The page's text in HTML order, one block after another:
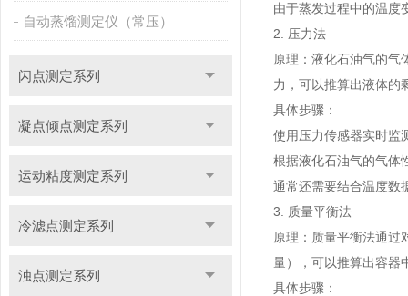
自动蒸馏测定仪（常压）
闪点测定系列
凝点倾点测定系列
运动粘度测定系列
冷滤点测定系列
浊点测定系列
由于蒸发过程中的温度
2. 压力法
原理：液化石油气的气
力，可以推算出液体的
具体步骤：
使用压力传感器实时监
根据液化石油气的气体
通常还需要结合温度数
3. 质量平衡法
原理：质量平衡法通过
量），可以推算出容器
具体步骤：